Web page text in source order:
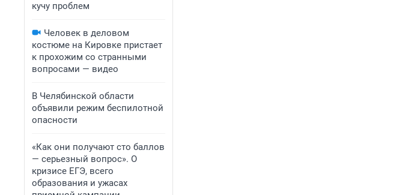
кучу проблем
Человек в деловом
костюме на Кировке пристает
к прохожим со странными
вопросами — видео
В Челябинской области
объявили режим беспилотной
опасности
«Как они получают сто баллов
— серьезный вопрос». О
кризисе ЕГЭ, всего
образования и ужасах